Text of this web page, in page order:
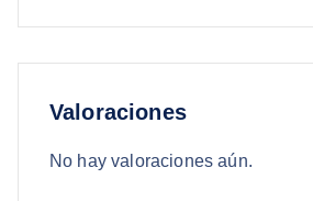
Valoraciones
No hay valoraciones aún.